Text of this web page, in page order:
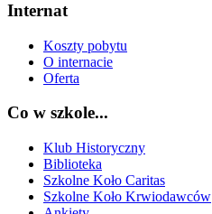
Internat
Koszty pobytu
O internacie
Oferta
Co w szkole...
Klub Historyczny
Biblioteka
Szkolne Koło Caritas
Szkolne Koło Krwiodawców